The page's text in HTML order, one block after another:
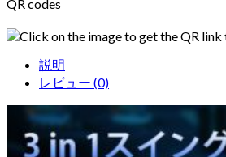
QR codes
Click on the image to get the QR link
説明
レビュー (0)